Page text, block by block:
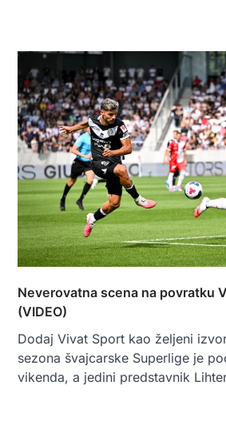
Neverovatna scena na povratku
(VIDEO)
Dodaj Vivat Sport kao željeni
sezona švajcarske Superlige je
vikenda, a jedini predstavnik